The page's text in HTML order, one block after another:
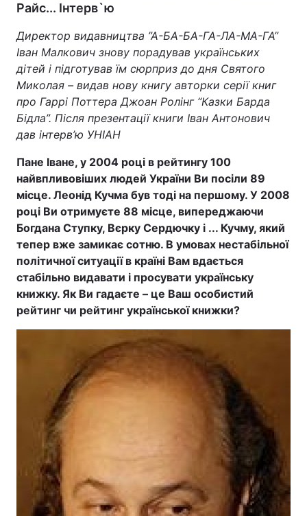
Головна Війна
Україна Політика
Світ
Техно і зв'язок
Зброя
Здоров'я
Цікавинки Погода
Райс... Інтерв`ю
Директор видавництва ”А-БА-БА-ГА-ЛА-МА-ГА”
Іван Малкович знову порадував українських
дітей і підготував їм сюрприз до дня Святого
Миколая – видав нову книгу авторки серії книг
про Гаррі Поттера Джоан Ролінг “Казки Барда
Бідла”. Після презентації книги Іван Антонович
дав інтерв’ю УНІАН
Пане Іване, у 2004 році в рейтингу 100
найвпливовіших людей України Ви посіли 89
місце. Леонід Кучма був тоді на першому. У 2008
році Ви отримуєте 88 місце, випереджаючи
Богдана Ступку, Вєрку Сердючку і ... Кучму, який
тепер вже замикає сотню. В умовах нестабільної
політичної ситуації в країні Вам вдається
стабільно видавати і просувати українську
книжку. Як Ви гадаєте – це Ваш особистий
рейтинг чи рейтинг української книжки?